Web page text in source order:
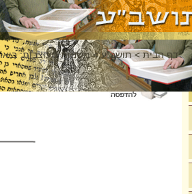
דף הבית >תושב"ע >משניות מעוצבות: